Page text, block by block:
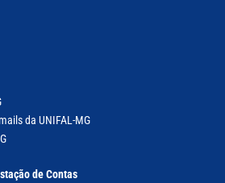
da UNIFAL-MG
de Contas